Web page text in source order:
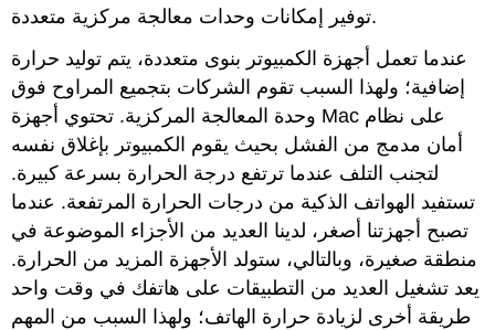
توفير إمكانات وحدات معالجة مركزية متعددة.
عندما تعمل أجهزة الكمبيوتر بنوى متعددة، يتم توليد حرارة
إضافية؛ ولهذا
السبب تقوم الشركات بتجميع المراوح فوق
وحدة المعالجة المركزية. تحتوي أجهزة Mac على نظام
أمان مدمج من الفشل بحيث يقوم الكمبيوتر بإغلاق نفسه
لتجنب التلف عندما ترتفع درجة الحرارة بسرعة كبيرة.
تستفيد الهواتف الذكية من درجات الحرارة المرتفعة. عندما
تصبح أجهزتنا أصغر، لدينا العديد من الأجزاء الموضوعة في
منطقة صغيرة، وبالتالي، ستولد الأجهزة المزيد من الحرارة.
يعد تشغيل العديد من التطبيقات على هاتفك في وقت واحد
طريقة أخرى لزيادة حرارة الهاتف؛ ولهذا السبب من المهم